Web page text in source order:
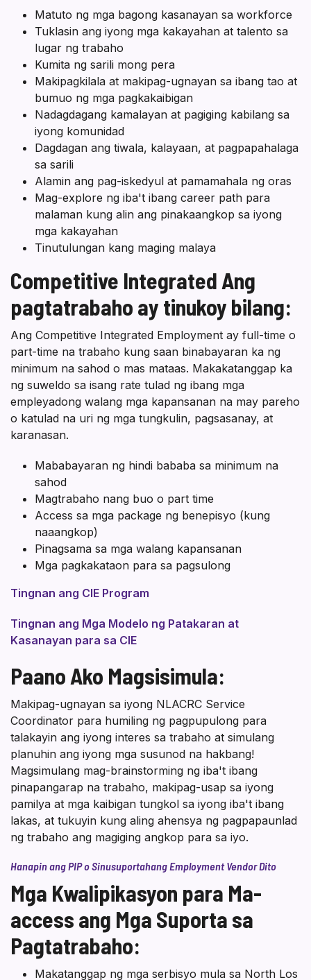
Matuto ng mga bagong kasanayan sa workforce
Tuklasin ang iyong mga kakayahan at talento sa
lugar ng trabaho
Kumita ng sarili mong pera
Makipagkilala at makipag-ugnayan sa ibang tao at
bumuo ng mga pagkakaibigan
Nadagdagang kamalayan at pagiging kabilang sa
iyong komunidad
Dagdagan ang tiwala, kalayaan, at pagpapahalaga
sa sarili
Alamin ang pag-iskedyul at pamamahala ng oras
Mag-explore ng iba't ibang career path para
malaman kung alin ang pinakaangkop sa iyong
mga kakayahan
Tinutulungan kang maging malaya
Competitive Integrated Ang
pagtatrabaho ay tinukoy bilang:
Ang Competitive Integrated Employment ay full-time o
part-time na trabaho kung saan binabayaran ka ng
minimum na sahod o mas mataas. Makakatanggap ka
ng suweldo sa isang rate tulad ng ibang mga
empleyadong walang mga kapansanan na may pareho
o katulad na uri ng mga tungkulin, pagsasanay, at
karanasan.
Mababayaran ng hindi bababa sa minimum na
sahod
Magtrabaho nang buo o part time
Access sa mga package ng benepisyo (kung
naaangkop)
Pinagsama sa mga walang kapansanan
Mga pagkakataon para sa pagsulong
Tingnan ang CIE Program
Tingnan ang Mga Modelo ng Patakaran at
Kasanayan para sa CIE
Paano Ako Magsisimula:
Makipag-ugnayan sa iyong NLACRC Service
Coordinator para humiling ng pagpupulong para
talakayin ang iyong interes sa trabaho at simulang
planuhin ang iyong mga susunod na hakbang!
Magsimulang mag-brainstorming ng iba't ibang
pinapangarap na trabaho, makipag-usap sa iyong
pamilya at mga kaibigan tungkol sa iyong iba't ibang
lakas, at tukuyin kung aling ahensya ng pagpapaunlad
ng trabaho ang magiging angkop para sa iyo.
Hanapin ang PIP o Sinusuportahang Employment Vendor Dito
Mga Kwalipikasyon para Ma-
access ang Mga Suporta sa
Pagtatrabaho:
Makatanggap ng mga serbisyo mula sa North Los